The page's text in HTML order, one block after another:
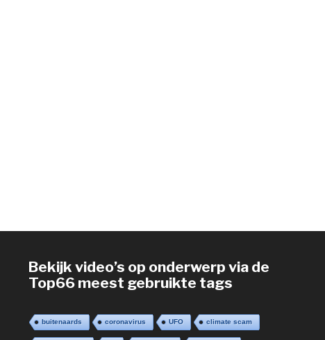
Bekijk video’s op onderwerp via de
Top66 meest gebruikte tags
buitenaards coronavirus UFO climate scam